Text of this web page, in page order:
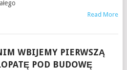
Read More
WBIJEMY PIERWSZĄ
POD BUDOWĘ